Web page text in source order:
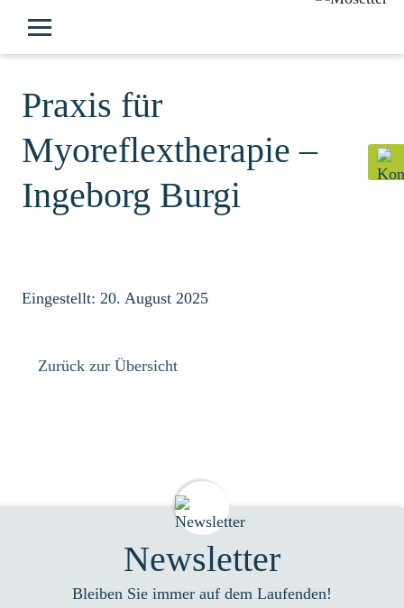
Praxis für
Myoreflextherapie –
Ingeborg Burgi
Eingestellt: 20. August 2025
Zurück zur Übersicht
Newsletter
Bleiben Sie immer auf dem Laufenden!